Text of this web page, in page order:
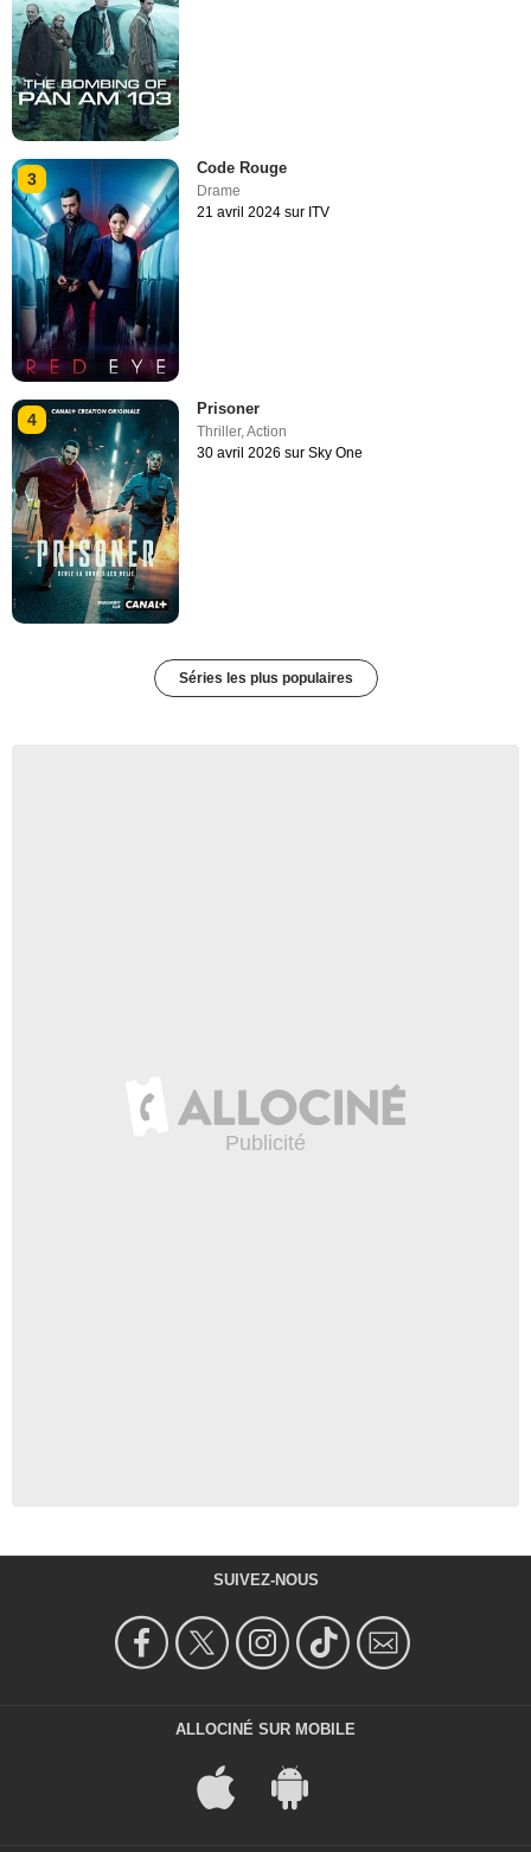
3
Code Rouge
Drame
21 avril 2024 sur ITV
4
Prisoner
Thriller,Action
30 avril 2026 sur Sky One
Séries les plus populaires
SUIVEZ-NOUS
ALLOCINÉ SUR MOBILE